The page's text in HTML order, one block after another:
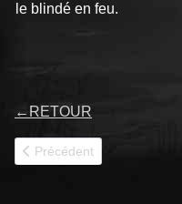
le blindé en feu.
← RETOUR
Article précédent :
Précédent